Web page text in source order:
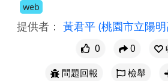
web
提供者： 黃君平 (桃園市立陽
0 0
問題回報
檢舉